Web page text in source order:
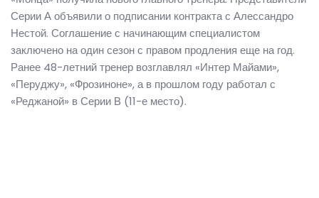
Серии А объявили о подписании контракта с Алессандро
Нестой. Соглашение с начинающим специалистом
заключено на один сезон с правом продления еще на год.
Ранее 48-летний тренер возглавлял «Интер Майами»,
«Перуджу», «Фрозиноне», а в прошлом году работал с
«Реджаной» в Серии В (11-е место).